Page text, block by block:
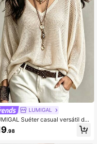
LUMIGAL
Suéter casual versátil de
con mangas de murciélago
mujer
.98